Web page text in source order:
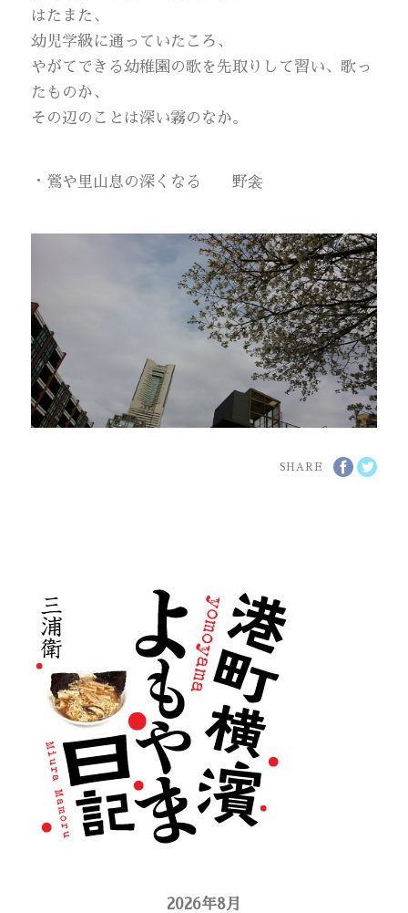
はたまた、
幼児学級に通っていたころ、
やがてできる幼稚園の歌を先取りして習い、歌っ
たものか、
その辺のことは深い霧のなか。
・鶯や里山息の深くなる 野衾
SHARE
2026年8月